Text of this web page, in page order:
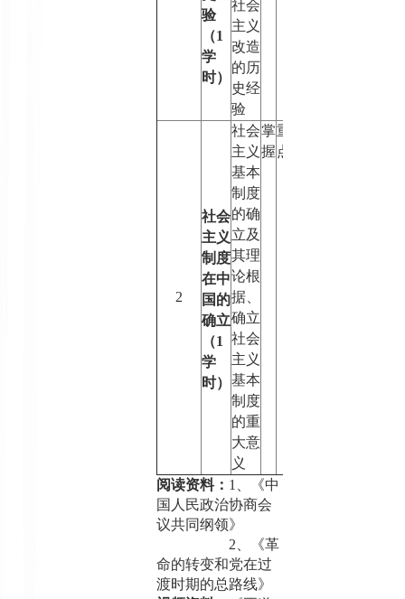
验
（1
学
时）
社会
主义
改造
的历
史经
验
2
社会
主义
制度
在中
国的
确立
（1
学
时）
社会
主义
基本
制度
的确
立及
其理
论根
据、
确立
社会
主义
基本
制度
的重
大意
义
掌
握
重
点
阅读资料： 1
、《中
国人民政治协商会
议共同纲领》
2 、《革
命的转变和党在过
渡时期的总路线》